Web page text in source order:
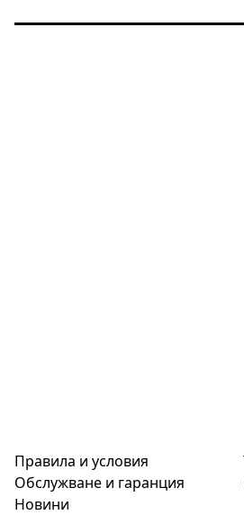
Правила и условия
Обслужване и гаранция
Новини